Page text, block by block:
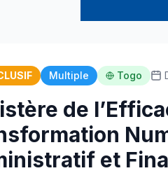
Multiple Togo
de
et